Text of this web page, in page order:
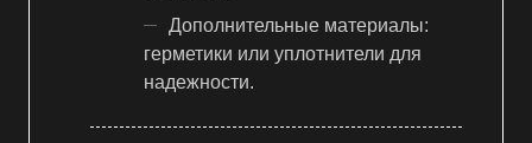
Дополнительные материалы:
герметики или уплотнители для
надежности.